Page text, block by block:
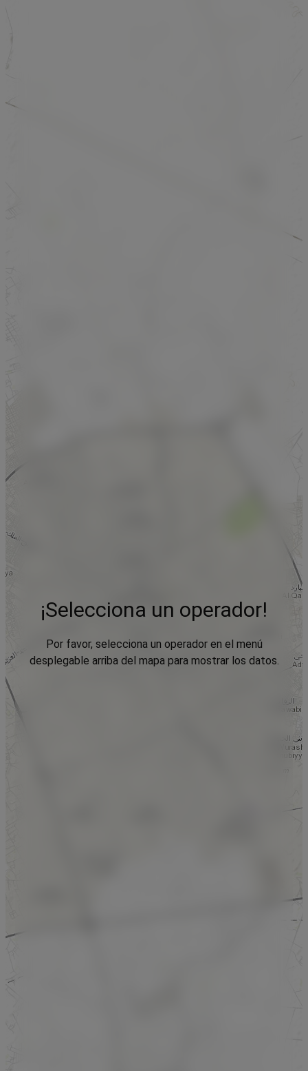
¡Selecciona un operador!
Por favor, selecciona un operador en el menú
desplegable arriba del mapa para mostrar los datos.